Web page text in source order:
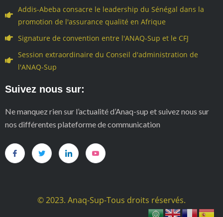
Addis-Abeba consacre le leadership du Sénégal dans la
promotion de l'assurance qualité en Afrique
Signature de convention entre l'ANAQ-Sup et le CFJ
Session extraordinaire du Conseil d'administration de
l'ANAQ-Sup
Suivez nous sur:
Ne manquez rien sur l’actualité d’Anaq-sup et suivez nous sur
nos différentes plateforme de communication
© 2023. Anaq-Sup-Tous droits réservés.